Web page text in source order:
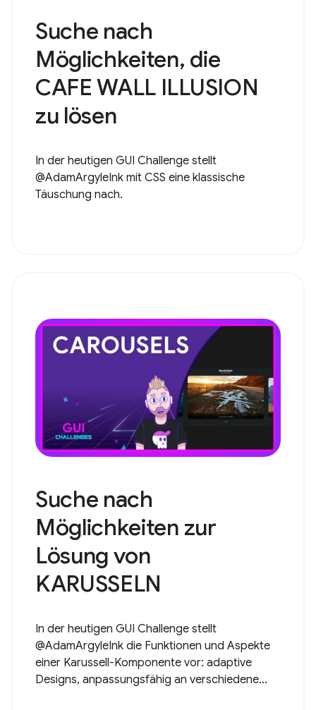
Suche nach
Möglichkeiten, die
CAFE WALL ILLUSION
zu lösen
In der heutigen GUI Challenge stellt
@AdamArgyleInk mit CSS eine klassische
Täuschung nach.
Suche nach
Möglichkeiten zur
Lösung von
KARUSSELN
In der heutigen GUI Challenge stellt
@AdamArgyleInk die Funktionen und Aspekte
einer Karussell-Komponente vor: adaptive
Designs, anpassungsfähig an verschiedene...